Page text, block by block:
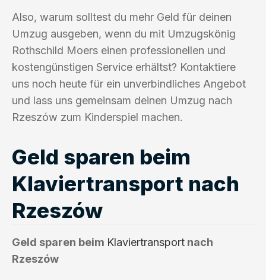
Also, warum solltest du mehr Geld für deinen
Umzug ausgeben, wenn du mit Umzugskönig
Rothschild Moers einen professionellen und
kostengünstigen Service erhältst? Kontaktiere
uns noch heute für ein unverbindliches Angebot
und lass uns gemeinsam deinen Umzug nach
Rzeszów zum Kinderspiel machen.
Geld sparen beim
Klaviertransport nach
Rzeszów
Geld sparen beim Klaviertransport nach
Rzeszów